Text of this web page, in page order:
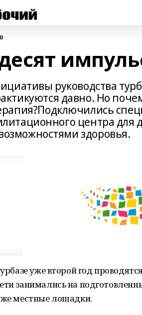
руководства
давно. Но
центра для
здоровья.
уже второй год
занимались на
местные лошадки.